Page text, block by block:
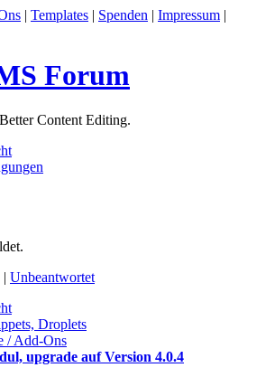
| Templates | Spenden | Impressum |
Forum
Content Editing.
| Unbeantwortet
Droplets
/ Add-Ons
upgrade auf Version 4.0.4